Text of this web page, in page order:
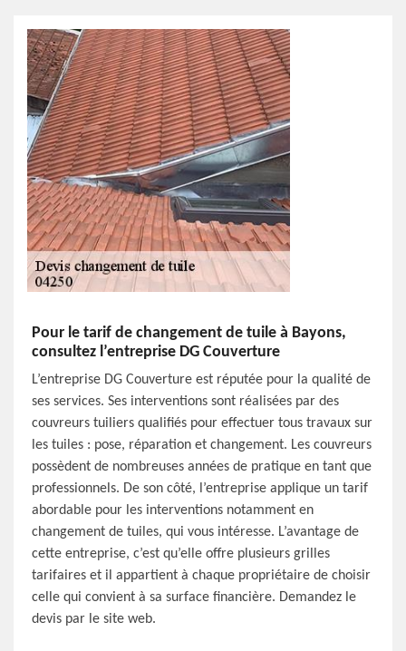
Pour le tarif de changement de tuile à Bayons,
consultez l’entreprise DG Couverture
L’entreprise DG Couverture est réputée pour la qualité de
ses services. Ses interventions sont réalisées par des
couvreurs tuiliers qualifiés pour effectuer tous travaux sur
les tuiles : pose, réparation et changement. Les couvreurs
possèdent de nombreuses années de pratique en tant que
professionnels. De son côté, l’entreprise applique un tarif
abordable pour les interventions notamment en
changement de tuiles, qui vous intéresse. L’avantage de
cette entreprise, c’est qu’elle offre plusieurs grilles
tarifaires et il appartient à chaque propriétaire de choisir
celle qui convient à sa surface financière. Demandez le
devis par le site web.